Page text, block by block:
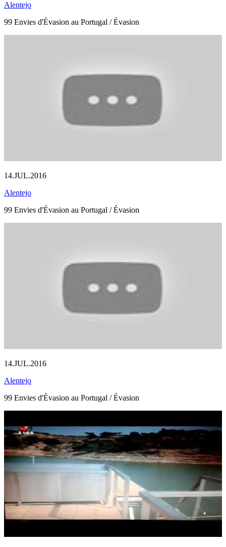
Alentejo
99 Envies d'Évasion au Portugal / Évasion
14.JUL.2016
Alentejo
99 Envies d'Évasion au Portugal / Évasion
14.JUL.2016
Alentejo
99 Envies d'Évasion au Portugal / Évasion